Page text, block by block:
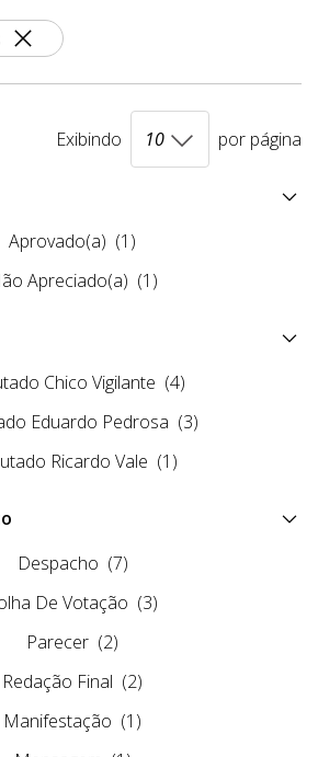
Exibindo por página
Aprovado(a) (1)
Apreciado(a) (1)
Chico Vigilante (4)
Eduardo Pedrosa (3)
Ricardo Vale (1)
Despacho (7)
De Votação (3)
Parecer (2)
Redação Final (2)
Manifestação (1)